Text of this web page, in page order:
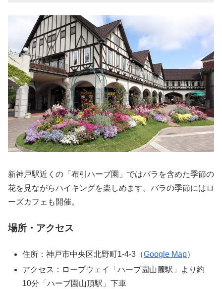
新神戸駅近くの「布引ハーブ園」ではバラを含めた季節の
花を見ながらハイキングを楽しめます。バラの季節にはロ
ーズカフェも開催。
場所・アクセス
住所：神戸市中央区北野町1-4-3（Google Map）
アクセス：ロープウェイ「ハーブ園山麓駅」より約
10分「ハーブ園山頂駅」下車